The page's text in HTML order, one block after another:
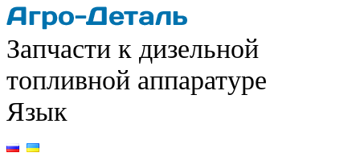
Запчасти к дизельной
топливной аппаратуре
Язык